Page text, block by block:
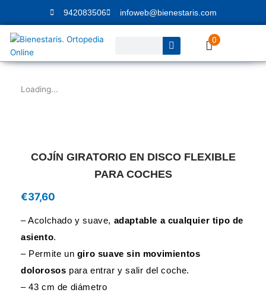
contenido
942083506 infoweb@bienestaris.com
0
Loading...
COJÍN GIRATORIO EN DISCO FLEXIBLE
PARA COCHES
€37,60
– Acolchado y suave, adaptable a cualquier tipo de
asiento.
– Permite un giro suave sin movimientos
dolorosos para entrar y salir del coche.
– 43 cm de diámetro